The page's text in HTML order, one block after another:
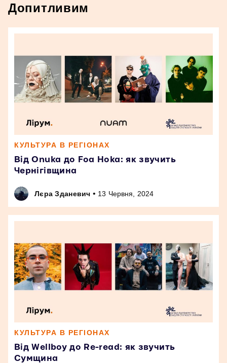
Допитливим
КУЛЬТУРА В РЕГІОНАХ
Від Onuka до Foa Hoka: як звучить
Чернігівщина
Лєра Зданевич • 13 Червня, 2024
КУЛЬТУРА В РЕГІОНАХ
Від Wellboy до Re-read: як звучить
Сумщина